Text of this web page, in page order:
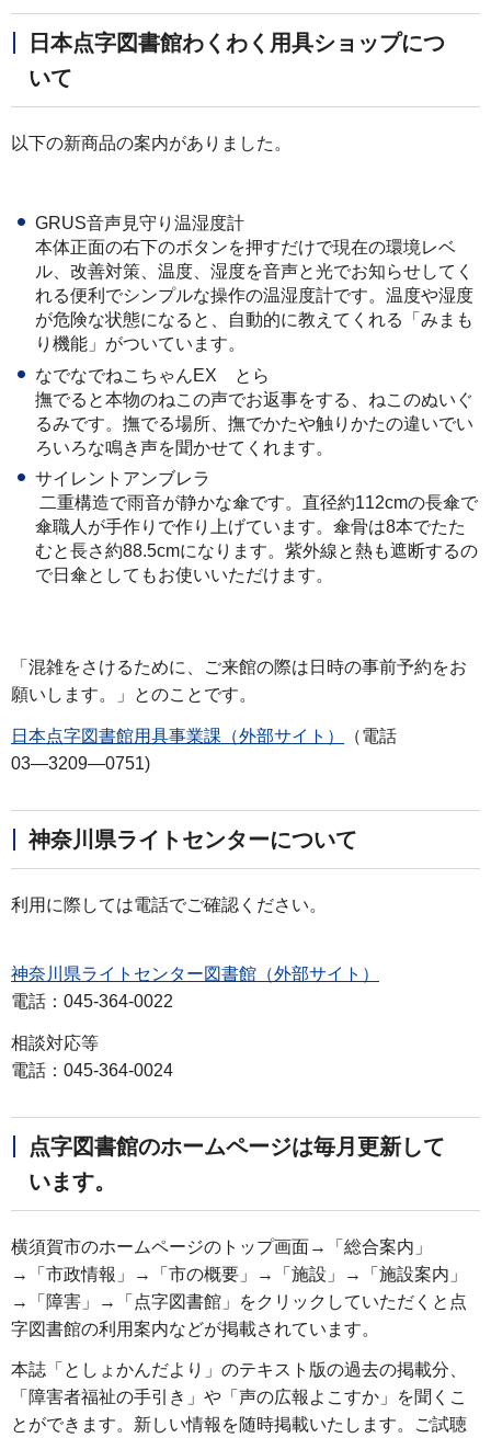
日本点字図書館わくわく用具ショップにつ
いて
以下の新商品の案内がありました。
GRUS音声見守り温湿度計
本体正面の右下のボタンを押すだけで現在の環境レベ
ル、改善対策、温度、湿度を音声と光でお知らせしてく
れる便利でシンプルな操作の温湿度計です。温度や湿度
が危険な状態になると、自動的に教えてくれる「みまも
り機能」がついています。
なでなでねこちゃんEX とら
撫でると本物のねこの声でお返事をする、ねこのぬいぐ
るみです。撫でる場所、撫でかたや触りかたの違いでい
ろいろな鳴き声を聞かせてくれます。
サイレントアンブレラ
二重構造で雨音が静かな傘です。直径約112cmの長傘で
傘職人が手作りで作り上げています。傘骨は8本でたた
むと長さ約88.5cmになります。紫外線と熱も遮断するの
で日傘としてもお使いいただけます。
「混雑をさけるために、ご来館の際は日時の事前予約をお
願いします。」とのことです。
日本点字図書館用具事業課（外部サイト）
（電話
03―3209―0751)
神奈川県ライトセンターについて
利用に際しては電話でご確認ください。
神奈川県ライトセンター図書館（外部サイト）
電話：045-364-0022
相談対応等
電話：045-364-0024
点字図書館のホームページは毎月更新して
います。
横須賀市のホームページのトップ画面→「総合案内」
→「市政情報」→「市の概要」→「施設」→「施設案内」
→「障害」→「点字図書館」をクリックしていただくと点
字図書館の利用案内などが掲載されています。
本誌「としょかんだより」のテキスト版の過去の掲載分、
「障害者福祉の手引き」や「声の広報よこすか」を聞くこ
とができます。新しい情報を随時掲載いたします。ご試聴